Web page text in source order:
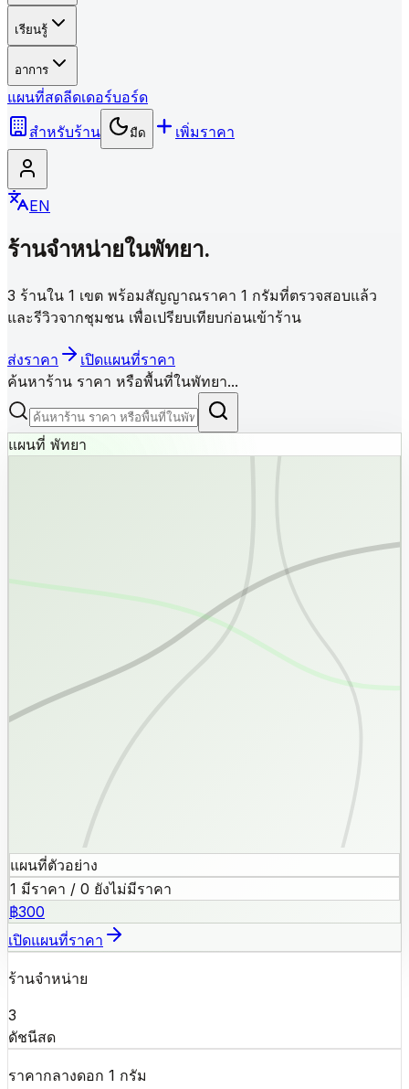
เรียนรู้
อาการ
แผนที่สดลีดเดอร์บอร์ด
สำหรับร้าน
มืด เพิ่มราคา
EN
ร้านจำหน่ายในพัทยา.
3 ร้านใน 1 เขต พร้อมสัญญาณราคา 1 กรัมที่ตรวจสอบแล้ว
และรีวิวจากชุมชน เพื่อเปรียบเทียบก่อนเข้าร้าน
ส่งราคา
เปิดแผนที่ราคา
ค้นหาร้าน ราคา หรือพื้นที่ในพัทยา...
แผนที่ พัทยา
แผนที่ตัวอย่าง
1 มีราคา / 0 ยังไม่มีราคา
฿300
เปิดแผนที่ราคา
ร้านจำหน่าย
3
ดัชนีสด
ราคากลางดอก 1 กรัม